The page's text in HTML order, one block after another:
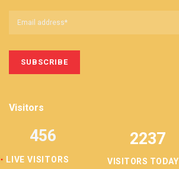
Visitors
LIVE VISITORS
456 2237
VISITORS TODAY